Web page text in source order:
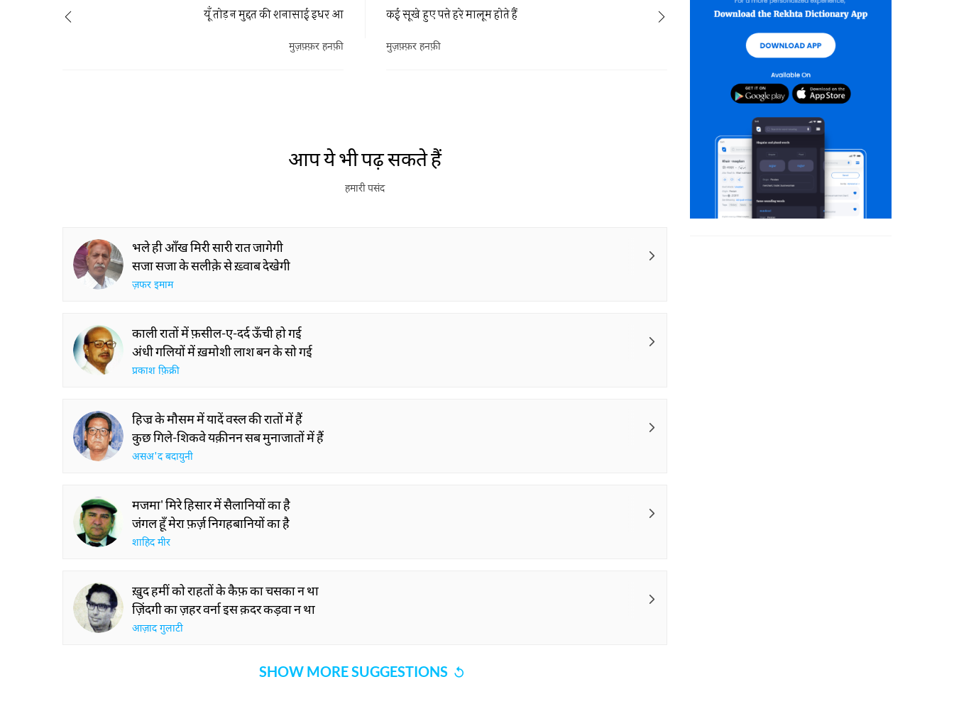
कई सूखे हुए पत्ते हरे मालूम होते हैं
मुज़फ़्फ़र हनफ़ी
यूँ तोड़ न मुद्दत की शनासाई इधर आ
मुज़फ़्फ़र हनफ़ी
आप ये भी पढ़ सकते हैं
हमारी पसंद
भले ही आँख मिरी सारी रात जागेगी
सजा सजा के सलीक़े से ख़्वाब देखेगी
ज़फर इमाम
काली रातों में फ़सील-ए-दर्द ऊँची हो गई
अंधी गलियों में ख़मोशी लाश बन के सो गई
प्रकाश फ़िक्री
हिज्र के मौसम में यादें वस्ल की रातों में हैं
कुछ गिले-शिकवे यक़ीनन सब मुनाजातों में हैं
असअ'द बदायुनी
मजमा' मिरे हिसार में सैलानियों का है
जंगल हूँ मेरा फ़र्ज़ निगहबानियों का है
शाहिद मीर
ख़ुद हमीं को राहतों के कैफ़ का चसका न था
ज़िंदगी का ज़हर वर्ना इस क़दर कड़वा न था
आज़ाद गुलाटी
SHOW MORE SUGGESTIONS